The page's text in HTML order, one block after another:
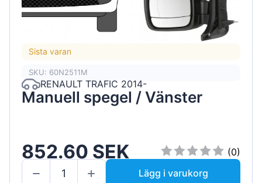
Sista varan
SKU: 60N2511M
RENAULT TRAFIC 2014-
Manuell spegel / Vänster
852.60 SEK
(0)
Lägg i varukorg